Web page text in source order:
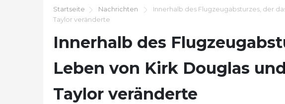
Startseite Nachrichten
Innerhalb des Flugzeugabsturzes, der
Taylor veränderte
Innerhalb des
Leben von Kirk Douglas
Taylor veränderte